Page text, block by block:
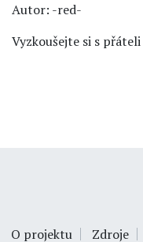
Autor: -red-
Vyzkoušejte si s přáteli
O projektu Zdroje